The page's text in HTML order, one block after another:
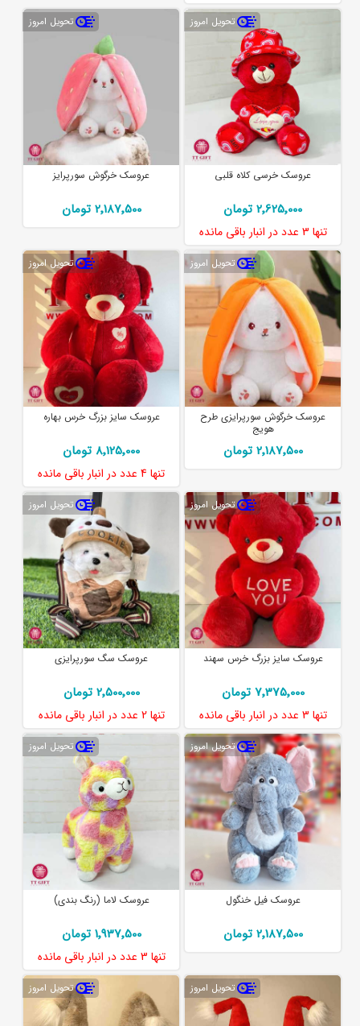
تحویل امروز
عروسک خرسی کلاه قلبی
2٬625٬000 تومان
تنها 3 عدد در انبار باقی مانده
تحویل امروز
عروسک خرگوش سورپرایز
2٬187٬500 تومان
تحویل امروز
عروسک خرگوش سورپرایزی طرح
هویج
2٬187٬500 تومان
تحویل امروز
عروسک سایز بزرگ خرس بهاره
8٬125٬000 تومان
تنها 4 عدد در انبار باقی مانده
تحویل امروز
عروسک سایز بزرگ خرس سهند
7٬375٬000 تومان
تنها 3 عدد در انبار باقی مانده
تحویل امروز
عروسک سگ سورپرایزی
2٬500٬000 تومان
تنها2 عدد در انبار باقی مانده
تحویل امروز
عروسک فیل خنگول
2٬187٬500 تومان
تحویل امروز
عروسک لاما (رنگ بندی)
1٬937٬500 تومان
تنها 3 عدد در انبار باقی مانده
تحویل امروز تحویل امروز